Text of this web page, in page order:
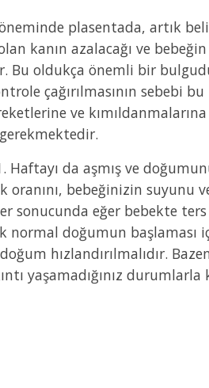
plasentada, artık
kanın azalacağı ve
Bu oldukça önemli bir
çağırılmasının sebebi
ve
Haftayı da aşmış ve
oranını, bebeğinizin suyunu
sonucunda eğer bebekte
normal doğumun başlaması
hızlandırılmalıdır.
yaşamadığınız durumlarla